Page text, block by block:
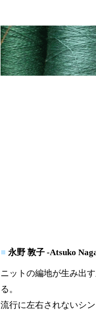
永野 敦子 -Atsuko
ニットの編地が生み出
る。
流行に左右されないシ